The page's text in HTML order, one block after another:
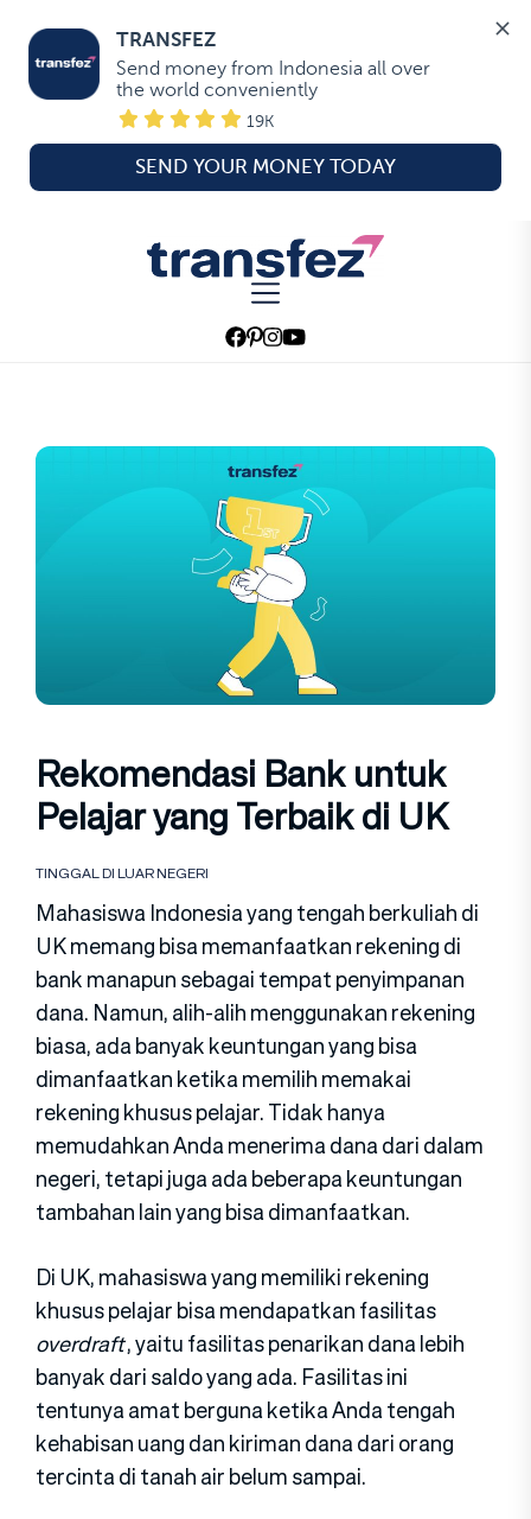
TRANSFEZ
Send money from Indonesia all over
the world conveniently
19K
SEND YOUR MONEY TODAY
Transfez
Rekomendasi Bank untuk
Pelajar yang Terbaik di UK
TINGGAL DI LUAR NEGERI
Mahasiswa Indonesia yang tengah berkuliah di
UK memang bisa memanfaatkan rekening di
bank manapun sebagai tempat penyimpanan
dana. Namun, alih-alih menggunakan rekening
biasa, ada banyak keuntungan yang bisa
dimanfaatkan ketika memilih memakai
rekening khusus pelajar. Tidak hanya
memudahkan Anda menerima dana dari dalam
negeri, tetapi juga ada beberapa keuntungan
tambahan lain yang bisa dimanfaatkan.
Di UK, mahasiswa yang memiliki rekening
khusus pelajar bisa mendapatkan fasilitas
overdraft, yaitu fasilitas penarikan dana lebih
banyak dari saldo yang ada. Fasilitas ini
tentunya amat berguna ketika Anda tengah
kehabisan uang dan kiriman dana dari orang
tercinta di tanah air belum sampai.